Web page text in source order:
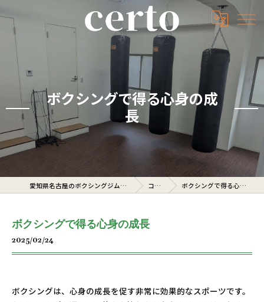
ボクシングで得る心身の成
長
愛知県名古屋のボクシングジムならcerto コラム ボクシングで得る心身の成長
ボクシングで得る心身の成長
2025/02/24
ボクシングは、心身の成長を促す非常に効果的なスポーツです。